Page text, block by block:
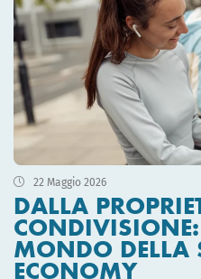
22 Maggio 2026
DALLA
MONDO DELLA
ECONOMY